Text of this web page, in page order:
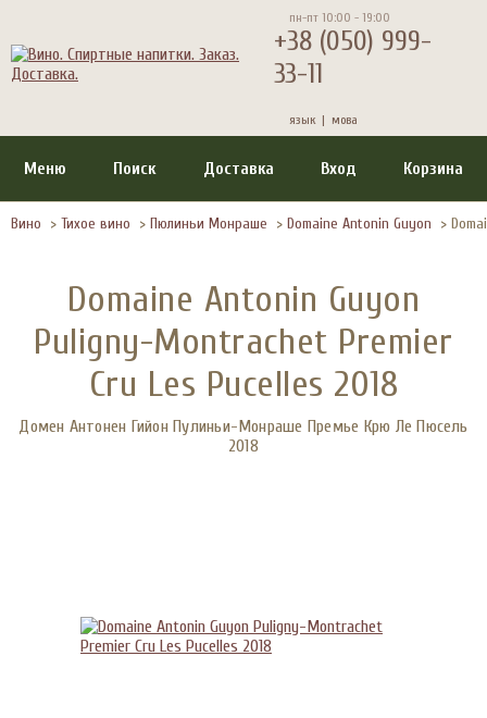
пн-пт 10:00 - 19:00
+38 (050) 999-
33-11
язык | мова
Меню Поиск Доставка Вход Корзина
Вино > Тихое вино > Пюлиньи Монраше > Domaine Antonin Guyon >
Domaine Antonin Guyon
Puligny-Montrachet Premier
Cru Les Pucelles 2018
Домен Антонен Гийон Пулиньи-Монраше Премье Крю Ле Пюсель
2018